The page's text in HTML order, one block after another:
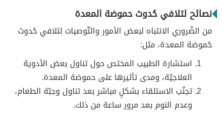
نصائح لتلافي حُدوث حموضة المعدة
من الضّروري الانتباه لبعض الأمور والتّوصيات لتلافي حُدوث
حُموضة المعدة، مثل:
استشارة الطبيب المختص حول تناول بعض الأدوية
العلاجيّة، ومدى تأثيرها على حموضة المعدة.
تجنّب الاستلقاء بشكلٍ مباشر بعد تناول وجبّة الطعام،
وعدم النوم بعد مرور ساعة من ذلك.